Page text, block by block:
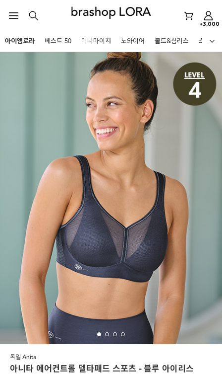
+3,000
HOT KEYWORDS
노와이어
르미스떼르
미니마이저
아이엠로라
스포츠브라
노와이어
르미스떼르
아이엠로라
스포츠브라
노와이어
르미스떼르
아니타스포츠 파르페 스트랩리스
아이엠로라 베스트 50 미니마이저 노와이어 몰드&심리스 스포츠
독일 Anita
아니타 에어컨트롤 델타패드 스포츠 - 블루 아이리스